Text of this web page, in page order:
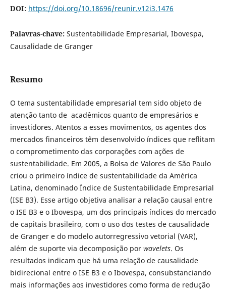
DOI: https://doi.org/10.18696/reunir.v12i3.1476
Palavras-chave: Sustentabilidade Empresarial, Ibovespa,
Causalidade de Granger
Resumo
O tema sustentabilidade empresarial tem sido objeto de
atenção tanto de acadêmicos quanto de empresários e
investidores. Atentos a esses movimentos, os agentes dos
mercados financeiros têm desenvolvido índices que reflitam
o comprometimento das corporações com ações de
sustentabilidade. Em 2005, a Bolsa de Valores de São Paulo
criou o primeiro índice de sustentabilidade da América
Latina, denominado Índice de Sustentabilidade Empresarial
(ISE B3). Esse artigo objetiva analisar a relação causal entre
o ISE B3 e o Ibovespa, um dos principais índices do mercado
de capitais brasileiro, com o uso dos testes de causalidade
de Granger e do modelo autorregressivo vetorial (VAR),
além de suporte via decomposição por wavelets. Os
resultados indicam que há uma relação de causalidade
bidirecional entre o ISE B3 e o Ibovespa, consubstanciando
mais informações aos investidores como forma de redução